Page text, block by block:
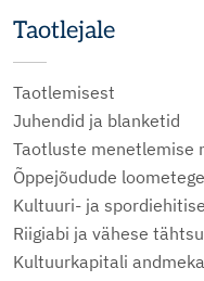
Taotlejale
Taotlemisest
Juhendid ja blanketid
Taotluste menetlemise
Õppejõudude
Kultuuri- ja
Riigiabi ja vähese
Kultuurkapitali